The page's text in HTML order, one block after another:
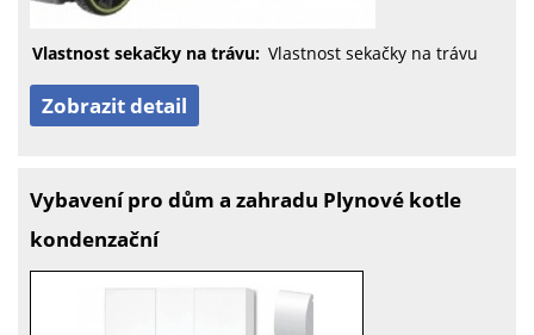
Vlastnost sekačky na trávu: Vlastnost sekačky na trávu
Zobrazit detail
Vybavení pro dům a zahradu Plynové kotle
kondenzační